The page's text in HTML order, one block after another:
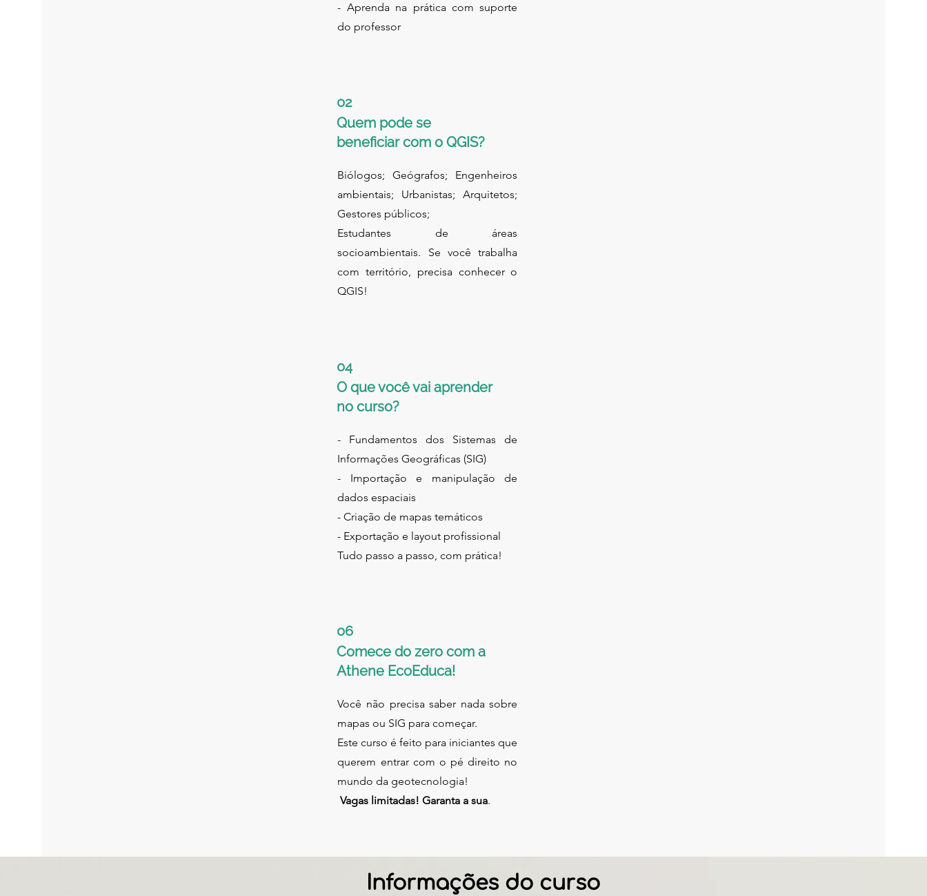
- Aprenda na prática com suporte
do professor
02
Quem pode se
beneficiar com o QGIS?
Biólogos; Geógrafos; Engenheiros
ambientais; Urbanistas; Arquitetos;
Gestores públicos;
Estudantes de áreas
socioambientais. Se você trabalha
com território, precisa conhecer o
QGIS!
04
O que você vai aprender
no curso?
- Fundamentos dos Sistemas de
Informações Geográficas (SIG)
- Importação e manipulação de
dados espaciais
- Criação de mapas temáticos
- Exportação e layout profissional
Tudo passo a passo, com prática!
06
Comece do zero com a
Athene EcoEduca!
Você não precisa saber nada sobre
mapas ou SIG para começar.
Este curso é feito para iniciantes que
querem entrar com o pé direito no
mundo da geotecnologia!
Vagas limitadas! Garanta a sua.
Informações do curso